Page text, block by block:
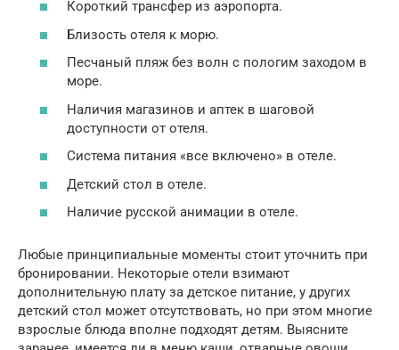
Короткий трансфер из аэропорта.
Близость отеля к морю.
Песчаный пляж без волн с пологим заходом в
море.
Наличия магазинов и аптек в шаговой
доступности от отеля.
Система питания «все включено» в отеле.
Детский стол в отеле.
Наличие русской анимации в отеле.
Любые принципиальные моменты стоит уточнить при
бронировании. Некоторые отели взимают
дополнительную плату за детское питание, у других
детский стол может отсутствовать, но при этом многие
взрослые блюда вполне подходят детям. Выясните